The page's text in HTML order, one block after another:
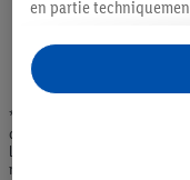
* Offres valables dans la limite
quantités usuelles pour un
l'objet de la publicité,
notre assortiment de produits
en partie
statistiques ou la
l'extérieur des
Plus, des données
Sous « Personnaliser